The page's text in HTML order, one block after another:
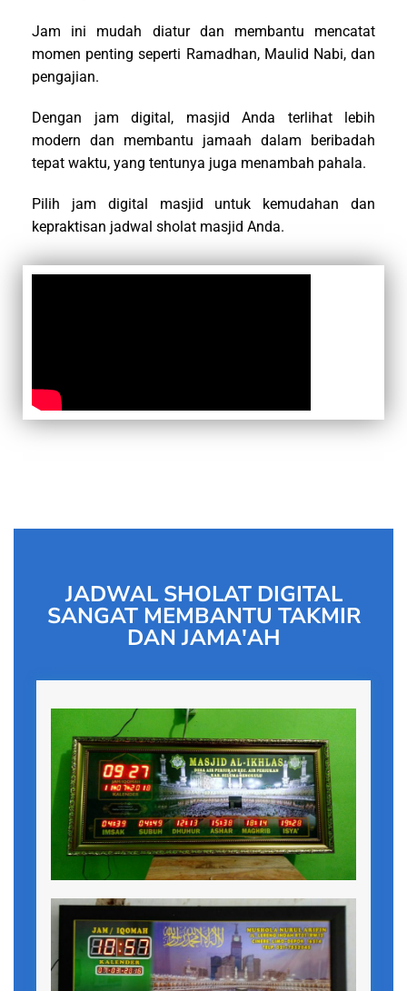
Jam ini mudah diatur dan membantu mencatat
momen penting seperti Ramadhan, Maulid Nabi, dan
pengajian.
Dengan jam digital, masjid Anda terlihat lebih
modern dan membantu jamaah dalam beribadah
tepat waktu, yang tentunya juga menambah pahala.
Pilih jam digital masjid untuk kemudahan dan
kepraktisan jadwal sholat masjid Anda.
JADWAL SHOLAT DIGITAL
SANGAT MEMBANTU TAKMIR
DAN JAMA'AH